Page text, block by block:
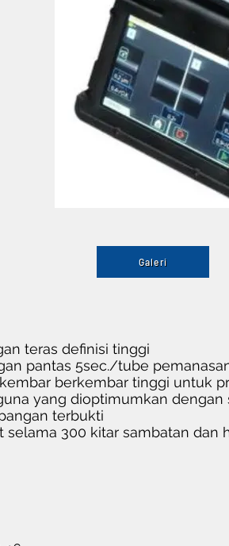
Galeri
teras definisi tinggi
pantas 5sec./tube
berkembar tinggi untuk
yang dioptimumkan
terbukti
selama 300 kitar sambatan dan